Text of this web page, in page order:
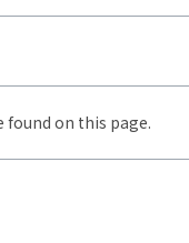
found on this page.